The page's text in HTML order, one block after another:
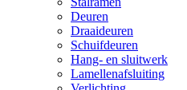
Deuren
Draaideuren
Schuifdeuren
Hang- en sluitwerk
Lamellenafsluiting